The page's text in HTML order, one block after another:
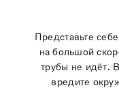
Представьте
на большой
трубы не идёт.
вредите